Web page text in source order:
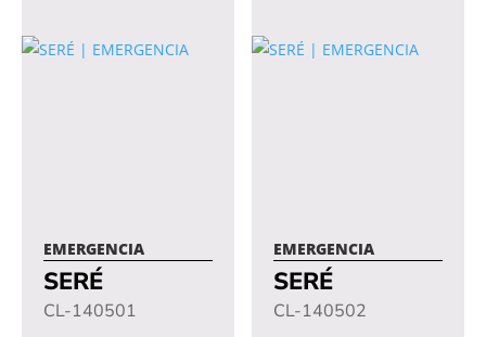
EMERGENCIA
SERÉ
CL-140501
EMERGENCIA
SERÉ
CL-140502